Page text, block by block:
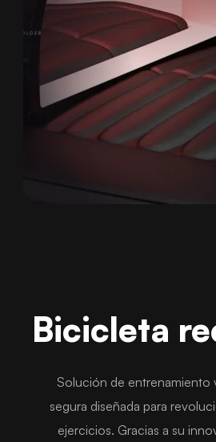
Bicicleta
Solución de entrenamiento
segura diseñada para
ejercicios. Gracias a su